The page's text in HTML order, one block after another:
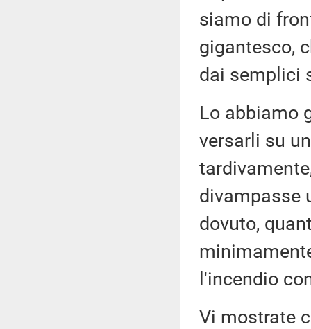
siamo di
gigantesco,
dai semplici
Lo abbiamo
versarli su
divampasse
dovuto,
l'incendio
Vi mostrate